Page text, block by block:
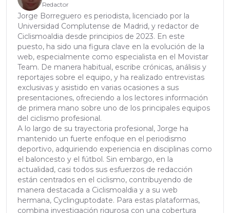
Redactor
Jorge Borreguero es periodista, licenciado por la
Universidad Complutense de Madrid, y redactor de
Ciclismoaldia desde principios de 2023. En este
puesto, ha sido una figura clave en la evolución de la
web, especialmente como especialista en el Movistar
Team. De manera habitual, escribe crónicas, análisis y
reportajes sobre el equipo, y ha realizado entrevistas
exclusivas y asistido en varias ocasiones a sus
presentaciones, ofreciendo a los lectores información
de primera mano sobre uno de los principales equipos
del ciclismo profesional.
A lo largo de su trayectoria profesional, Jorge ha
mantenido un fuerte enfoque en el periodismo
deportivo, adquiriendo experiencia en disciplinas como
el baloncesto y el fútbol. Sin embargo, en la
actualidad, casi todos sus esfuerzos de redacción
están centrados en el ciclismo, contribuyendo de
manera destacada a Ciclismoaldia y a su web
hermana, Cyclinguptodate. Para estas plataformas,
combina investigación rigurosa con una cobertura